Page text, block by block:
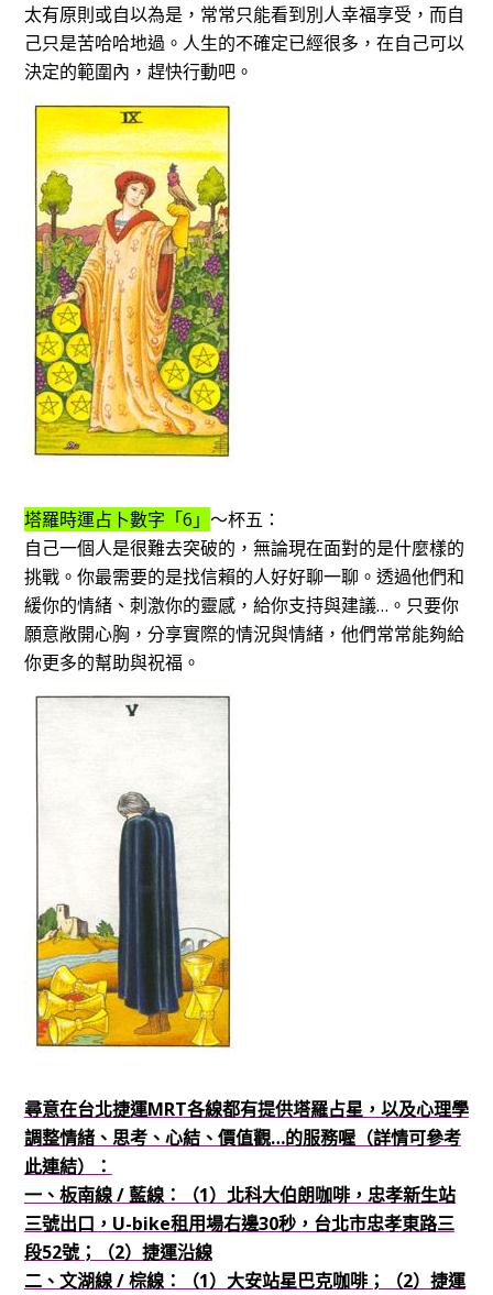
太有原則或自以為是，常常只能看到別人幸福享受，而自
己只是苦哈哈地過。人生的不確定已經很多，在自己可以
決定的範圍內，趕快行動吧。
塔羅時運占卜數字「6」 ～杯五：
自己一個人是很難去突破的，無論現在面對的是什麼樣的
挑戰。你最需要的是找信賴的人好好聊一聊。透過他們和
緩你的情緒、刺激你的靈感，給你支持與建議…。只要你
願意敞開心胸，分享實際的情況與情緒，他們常常能夠給
你更多的幫助與祝福。
尋意在台北捷運MRT各線都有提供塔羅占星，以及心理學
調整情緒、思考、心結、價值觀…的服務喔（詳情可參考
此連結）：
一、板南線 / 藍線：（1）北科大伯朗咖啡，忠孝新生站
三號出口，U-bike租用場右邊30秒，台北市忠孝東路三
段52號；（2）捷運沿線
二、文湖線 / 棕線：（1）大安站星巴克咖啡；
（2）捷運